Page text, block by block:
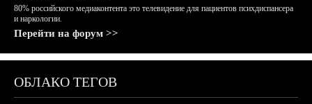
80% российского медиаконтента это телевидение для пациентов психдиспансера
и наркологии.
Перейти на форум >>
ОБЛАКО ТЕГОВ